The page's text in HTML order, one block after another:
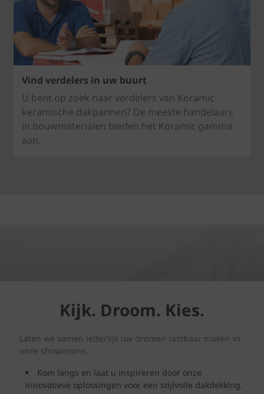
Vind verdelers in uw buurt
U bent op zoek naar verdelers van Koramic
keramische dakpannen? De meeste handelaars
in bouwmaterialen bieden het Koramic gamma
aan.
Kijk. Droom. Kies.
Laten we samen letterlijk uw dromen tastbaar maken in
onze showrooms.
Kom langs en laat u inspireren door onze
innovatieve oplossingen voor een stijlvolle dakdekking.